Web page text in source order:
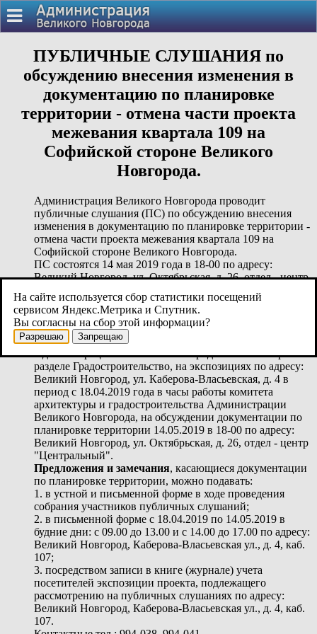
ПУБЛИЧНЫЕ СЛУШАНИЯ по
обсуждению внесения изменения в
документацию по планировке
территории - отмена части проекта
межевания квартала 109 на
Софийской стороне Великого
Новгорода.
Администрация Великого Новгорода проводит
публичные слушания (ПС) по обсуждению внесения
изменения в документацию по планировке территории -
отмена части проекта межевания квартала 109 на
Софийской стороне Великого Новгорода.
ПС состоятся 14 мая 2019 года в 18-00 по адресу:
Великий Новгород, ул. Октябрьская, д. 26, отдел - центр
"Центральный".
Приглашаются все заинтересованные лица.
Ознакомиться с материалами документации по
планировке территории можно на сайте
Администрации Великого Новгорода в сети Интернет в
разделе Градостроительство, на экспозициях по адресу:
Великий Новгород, ул. Каберова-Власьевская, д. 4 в
период с 18.04.2019 года в часы работы комитета
архитектуры и градостроительства Администрации
Великого Новгорода, на обсуждении документации по
планировке территории 14.05.2019 в 18-00 по адресу:
Великий Новгород, ул. Октябрьская, д. 26, отдел - центр
"Центральный".
Предложения и замечания, касающиеся документации
по планировке территории, можно подавать:
1. в устной и письменной форме в ходе проведения
собрания участников публичных слушаний;
2. в письменной форме с 18.04.2019 по 14.05.2019 в
будние дни: с 09.00 до 13.00 и с 14.00 до 17.00 по адресу:
Великий Новгород, Каберова-Власьевская ул., д. 4, каб.
107;
3. посредством записи в книге (журнале) учета
посетителей экспозиции проекта, подлежащего
рассмотрению на публичных слушаниях по адресу:
Великий Новгород, Каберова-Власьевская ул., д. 4, каб.
107.
На сайте используется сбор статистики посещений
сервисом Яндекс.Метрика и Спутник.
Вы согласны на сбор этой информации?
Разрешаю Запрещаю